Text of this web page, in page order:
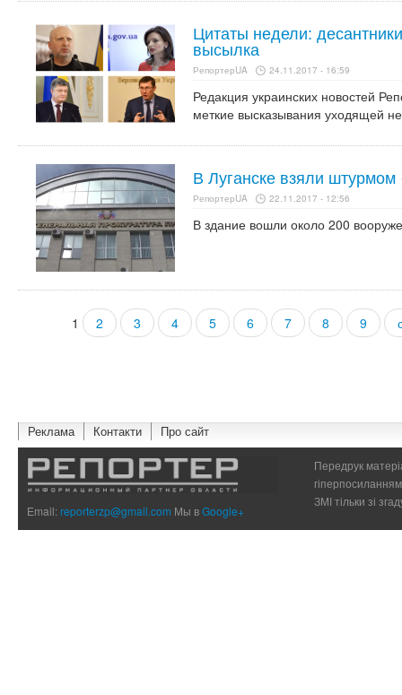
Цитаты недели:
высылка
РепортерUA 24.11.2017 - 16:59
Редакция украинских новостей
меткие высказывания уходящей
В Луганске взяли
РепортерUA 22.11.2017 - 12:56
В здание вошли около 200
Страницы
1 2 3 4 5 6 7 8 9
Реклама Контакти Про сайт
Email:reporterzp@gmail.com Мы вGoogle+
Передрук
ЗМІ тільки зі